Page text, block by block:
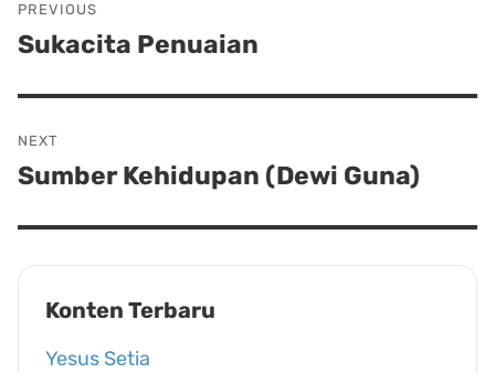
navigation
PREVIOUS
Previous
Sukacita Penuaian
NEXT
Next
Sumber Kehidupan (Dewi Guna)
Konten Terbaru
Yesus Setia